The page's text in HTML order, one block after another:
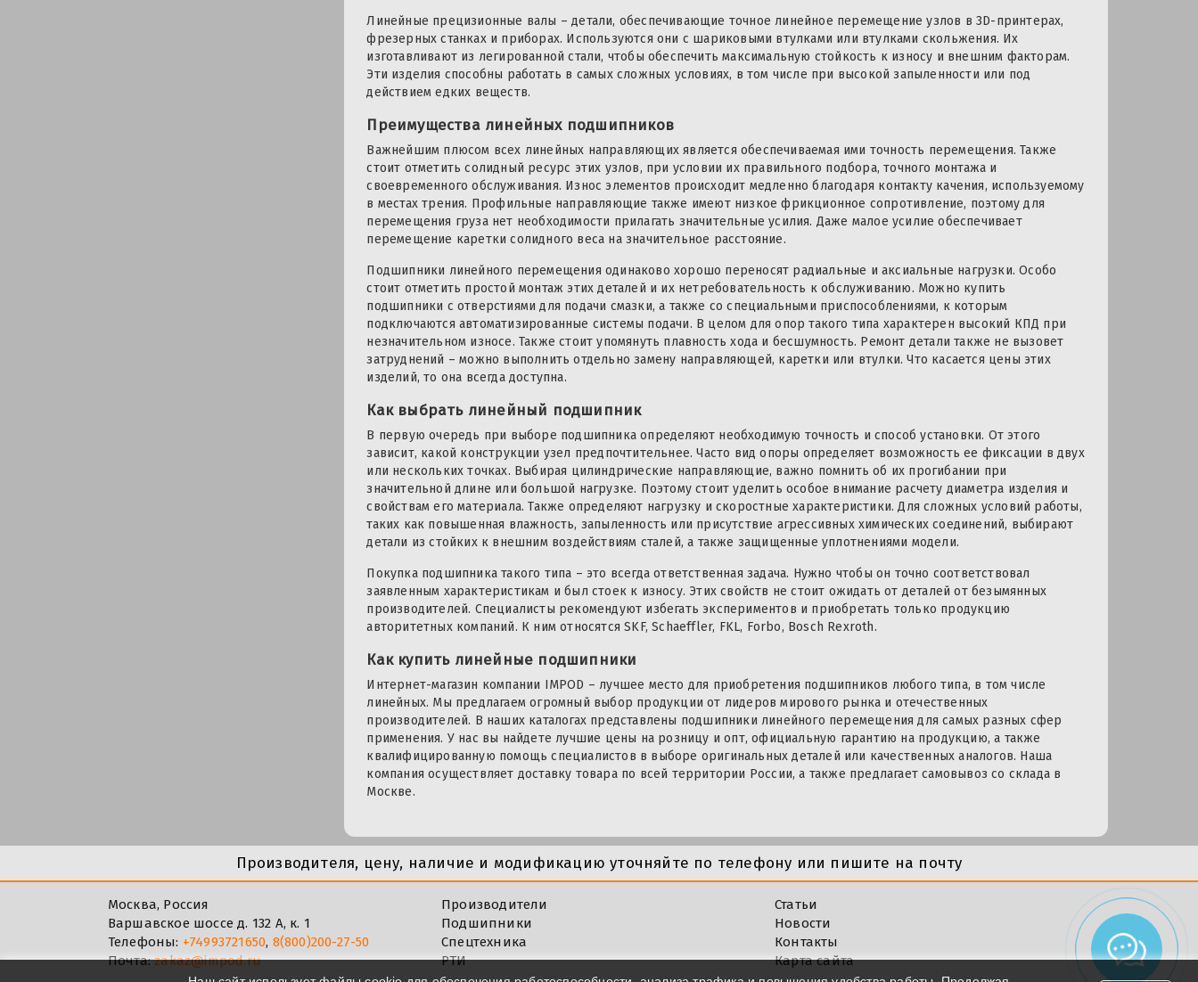
Линейные прецизионные валы – детали, обеспечивающие точное линейное перемещение узлов в 3D-принтерах,
фрезерных станках и приборах. Используются они с шариковыми втулками или втулками скольжения. Их
изготавливают из легированной стали, чтобы обеспечить максимальную стойкость к износу и внешним факторам.
Эти изделия способны работать в самых сложных условиях, в том числе при высокой запыленности или под
действием едких веществ.
Преимущества линейных подшипников
Важнейшим плюсом всех линейных направляющих является обеспечиваемая ими точность перемещения. Также
стоит отметить солидный ресурс этих узлов, при условии их правильного подбора, точного монтажа и
своевременного обслуживания. Износ элементов происходит медленно благодаря контакту качения, используемому
в местах трения. Профильные направляющие также имеют низкое фрикционное сопротивление, поэтому для
перемещения груза нет необходимости прилагать значительные усилия. Даже малое усилие обеспечивает
перемещение каретки солидного веса на значительное расстояние.
Подшипники линейного перемещения одинаково хорошо переносят радиальные и аксиальные нагрузки. Особо
стоит отметить простой монтаж этих деталей и их нетребовательность к обслуживанию. Можно купить
подшипники с отверстиями для подачи смазки, а также со специальными приспособлениями, к которым
подключаются автоматизированные системы подачи. В целом для опор такого типа характерен высокий КПД при
незначительном износе. Также стоит упомянуть плавность хода и бесшумность. Ремонт детали также не вызовет
затруднений – можно выполнить отдельно замену направляющей, каретки или втулки. Что касается цены этих
изделий, то она всегда доступна.
Как выбрать линейный подшипник
В первую очередь при выборе подшипника определяют необходимую точность и способ установки. От этого
зависит, какой конструкции узел предпочтительнее. Часто вид опоры определяет возможность ее фиксации в двух
или нескольких точках. Выбирая цилиндрические направляющие, важно помнить об их прогибании при
значительной длине или большой нагрузке. Поэтому стоит уделить особое внимание расчету диаметра изделия и
свойствам его материала. Также определяют нагрузку и скоростные характеристики. Для сложных условий работы,
таких как повышенная влажность, запыленность или присутствие агрессивных химических соединений, выбирают
детали из стойких к внешним воздействиям сталей, а также защищенные уплотнениями модели.
Покупка подшипника такого типа – это всегда ответственная задача. Нужно чтобы он точно соответствовал
заявленным характеристикам и был стоек к износу. Этих свойств не стоит ожидать от деталей от безымянных
производителей. Специалисты рекомендуют избегать экспериментов и приобретать только продукцию
авторитетных компаний. К ним относятся SKF, Schaeffler, FKL, Forbo, Bosch Rexroth.
Как купить линейные подшипники
Интернет-магазин компании IMPOD – лучшее место для приобретения подшипников любого типа, в том числе
линейных. Мы предлагаем огромный выбор продукции от лидеров мирового рынка и отечественных
производителей. В наших каталогах представлены подшипники линейного перемещения для самых разных сфер
применения. У нас вы найдете лучшие цены на розницу и опт, официальную гарантию на продукцию, а также
квалифицированную помощь специалистов в выборе оригинальных деталей или качественных аналогов. Наша
компания осуществляет доставку товара по всей территории России, а также предлагает самовывоз со склада в
Москве.
Производителя, цену, наличие и модификацию уточняйте по телефону или пишите на почту
Москва, Россия
Варшавское шоссе д. 132 А, к. 1
Телефоны: +74993721650, 8(800)200-27-50
Почта:zakaz@impod.ru
Производители
Подшипники
Спецтехника
РТИ
Статьи
Новости
Контакты
Карта сайта